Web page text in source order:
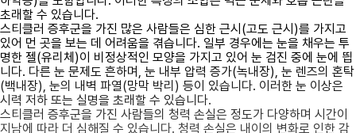
초래할 수 있습니다.
스티클러 증후군을 가진 많은 사람들은 심한 근시(고도 근시)를 가지고
있어 먼 곳을 보는 데 어려움을 겪습니다. 일부 경우에는 눈을 채우는 투
명한 젤(유리체)이 비정상적인 모양을 가지고 있어 눈 검진 중에 눈에 띕
니다. 다른 눈 문제도 흔하며, 눈 내부 압력 증가(녹내장), 눈 렌즈의 혼탁
(백내장), 눈의 내벽 파열(망막 박리) 등이 있습니다. 이러한 눈 이상은
시력 저하 또는 실명을 초래할 수 있습니다.
스티클러 증후군을 가진 사람들의 청력 손실은 정도가 다양하며 시간이
지남에 따라 더 심해질 수 있습니다. 청력 손실은 내이의 변화로 인한 감